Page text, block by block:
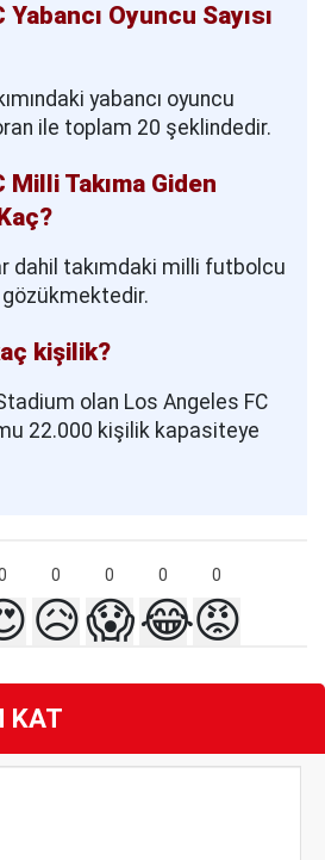
Oyuncu Sayısı
yabancı oyuncu
ile toplam 20 şeklindedir.
Takıma Giden
dahil takımdaki milli futbolcu
gözükmektedir.
kişilik?
olan Los Angeles FC
22.000 kişilik kapasiteye
0 0 0 0
😥😱😂😡
KAT